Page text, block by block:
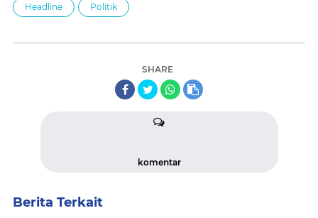
Headline Politik
SHARE
komentar
Berita Terkait